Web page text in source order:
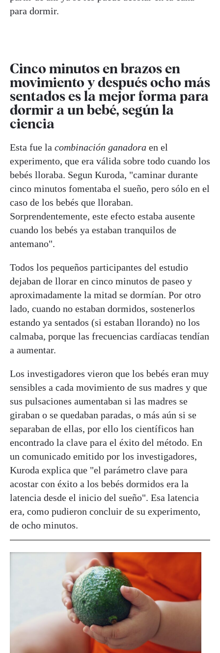
para dormir.
Cinco minutos en brazos en
movimiento y después ocho más
sentados es la mejor forma para
dormir a un bebé, según la
ciencia
Esta fue la combinación ganadora en el
experimento, que era válida sobre todo cuando los
bebés lloraba. Segun Kuroda, "caminar durante
cinco minutos fomentaba el sueño, pero sólo en el
caso de los bebés que lloraban.
Sorprendentemente, este efecto estaba ausente
cuando los bebés ya estaban tranquilos de
antemano".
Todos los pequeños participantes del estudio
dejaban de llorar en cinco minutos de paseo y
aproximadamente la mitad se dormían. Por otro
lado, cuando no estaban dormidos, sostenerlos
estando ya sentados (si estaban llorando) no los
calmaba, porque las frecuencias cardíacas tendían
a aumentar.
Los investigadores vieron que los bebés eran muy
sensibles a cada movimiento de sus madres y que
sus pulsaciones aumentaban si las madres se
giraban o se quedaban paradas, o más aún si se
separaban de ellas, por ello los científicos han
encontrado la clave para el éxito del método. En
un comunicado emitido por los investigadores,
Kuroda explica que "el parámetro clave para
acostar con éxito a los bebés dormidos era la
latencia desde el inicio del sueño". Esa latencia
era, como pudieron concluir de su experimento,
de ocho minutos.